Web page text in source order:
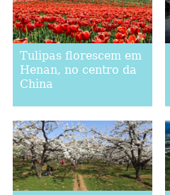
Tulipas florescem em
Henan, no centro da
China